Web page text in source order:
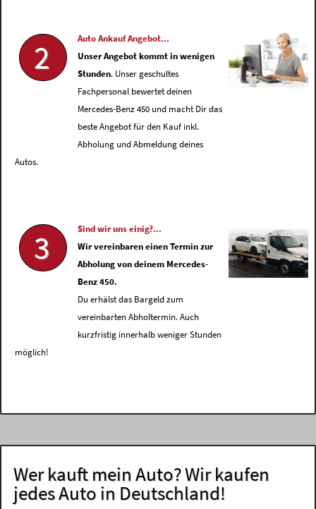
2
Auto Ankauf Angebot...
Unser Angebot kommt in wenigen
Stunden. Unser geschultes
Fachpersonal bewertet deinen
Mercedes-Benz 450 und macht Dir das
beste Angebot für den Kauf inkl.
Abholung und Abmeldung deines
Autos.
3
Sind wir uns einig?...
Wir vereinbaren einen Termin zur
Abholung von deinem Mercedes-
Benz 450.
Du erhälst das Bargeld zum
vereinbarten Abholtermin. Auch
kurzfristig innerhalb weniger Stunden
möglich!
Wer kauft mein Auto? Wir kaufen
jedes Auto in Deutschland!